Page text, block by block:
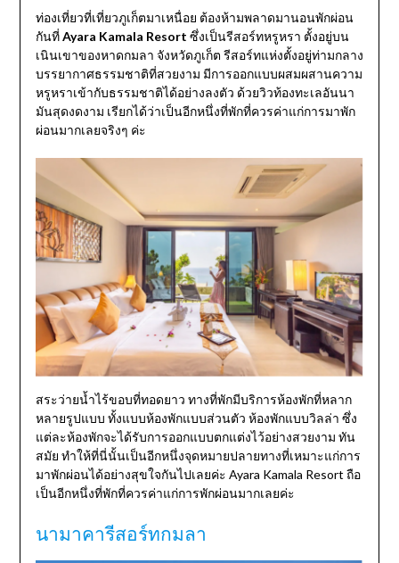
ท่องเที่ยวที่เที่ยวภูเก็ตมาเหนื่อย ต้องห้ามพลาดมานอนพักผ่อน
กันที่Ayara Kamala Resort ซึ่งเป็นรีสอร์ทหรูหรา ตั้งอยู่บน
เนินเขาของหาดกมลา จังหวัดภูเก็ต รีสอร์ทแห่งตั้งอยู่ท่ามกลาง
บรรยากาศธรรมชาติที่สวยงาม มีการออกแบบผสมผสานความ
หรูหราเข้ากับธรรมชาติได้อย่างลงตัว ด้วยวิวท้องทะเลอันนา
มันสุดงดงาม เรียกได้ว่าเป็นอีกหนึ่งที่พักที่ควรค่าแก่การมาพัก
ผ่อนมากเลยจริงๆ ค่ะ
สระว่ายน้ำไร้ขอบที่ทอดยาว ทางที่พักมีบริการห้องพักที่หลาก
หลายรูปแบบ ทั้งแบบห้องพักแบบส่วนตัว ห้องพักแบบวิลล่า ซึ่ง
แต่ละห้องพักจะได้รับการออกแบบตกแต่งไว้อย่างสวยงาม ทัน
สมัย ทำให้ที่นี่นั้นเป็นอีกหนึ่งจุดหมายปลายทางที่เหมาะแก่การ
มาพักผ่อนได้อย่างสุขใจกันไปเลยค่ะ Ayara Kamala Resort ถือ
เป็นอีกหนึ่งที่พักที่ควรค่าแก่การพักผ่อนมากเลยค่ะ
นามาคารีสอร์ทกมลา